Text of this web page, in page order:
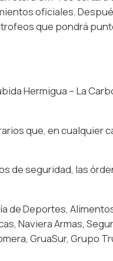
oficiales.
que pondrá
Hermigua – La
que, en cualquier
de seguridad, las
de Deportes,
Naviera Armas,
GruaSur, Grupo